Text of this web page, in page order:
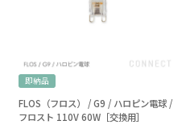
即納品
FLOS（フロス） / G9 / ハロピン電球 /
フロスト 110V 60W［交換用］